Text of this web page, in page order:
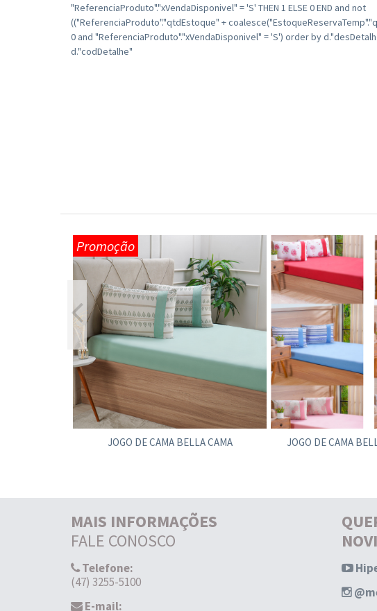
"ReferenciaProduto"."xVendaDisponivel" = 'S' THEN 1 ELSE 0 END and not
(("ReferenciaProduto"."qtdEstoque" +
0 and "ReferenciaProduto"."xVendaDisponivel" = 'S') order by
d."codDetalhe"
Promoção
JOGO DE CAMA BELLA CAMA JOGO DE CAMA
MAIS INFORMAÇÕES
FALE CONOSCO
Telefone:
(47) 3255-5100
E-mail: